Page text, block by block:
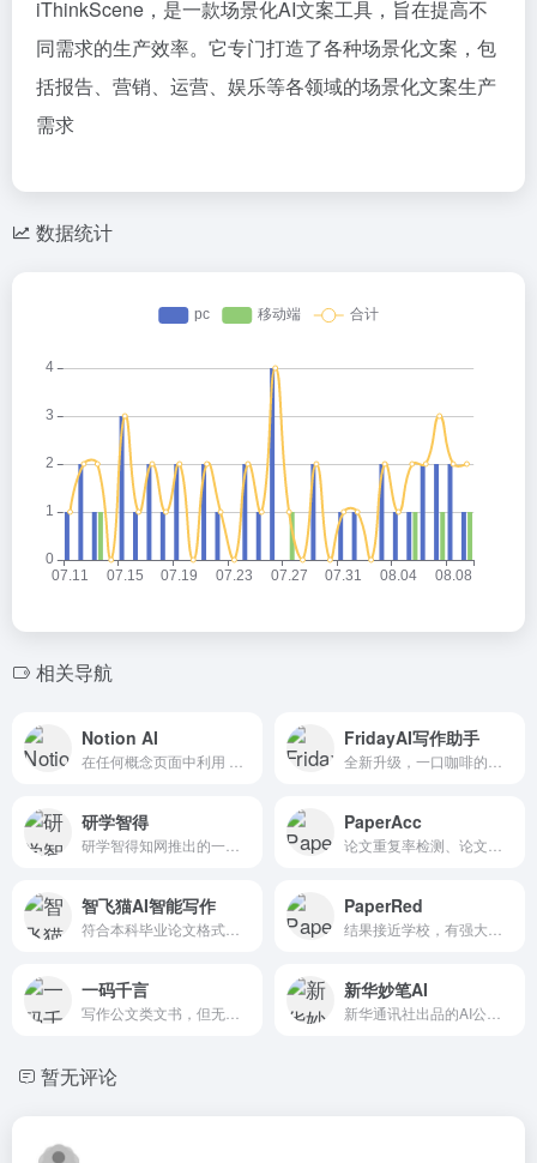
iThinkScene，是一款场景化AI文案工具，旨在提高不
同需求的生产效率。它专门打造了各种场景化文案，包
括报告、营销、运营、娱乐等各领域的场景化文案生产
需求
数据统计
相关导航
Notion AI FridayAI写作助手
研学智得 PaperAcc
智飞猫AI智能写作 PaperRed
一码千言 新华妙笔AI
暂无评论